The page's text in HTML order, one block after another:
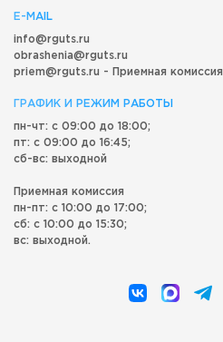
E-MAIL
info@rguts.ru
obrashenia@rguts.ru
priem@rguts.ru - Приемная комиссия
ГРАФИК И РЕЖИМ РАБОТЫ
пн-чт: с 09:00 до 18:00;
пт: с 09:00 до 16:45;
сб-вс: выходной
Приемная комиссия
пн-пт: с 10:00 до 17:00;
сб: с 10:00 до 15:30;
вс: выходной.